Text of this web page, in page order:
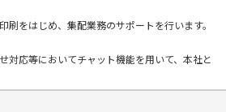
刷をはじめ、集配業務のサポートを行います。
対応等においてチャット機能を用いて、本社と